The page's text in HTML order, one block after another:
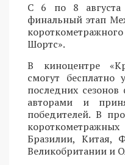
С 6 по 8
финальный этап
Шортс».
В киноцентре
смогут
последних сезонов
авторами и
победителей. В
Бразилии, Китая,
Великобритании и